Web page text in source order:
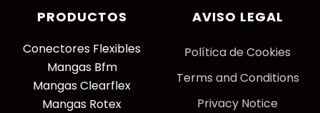
PRODUCTOS
Conectores Flexibles
Mangas Bfm
Mangas Clearflex
Mangas Rotex
AVISO LEGAL
Política de Cookies
Terms and Conditions
Privacy Notice